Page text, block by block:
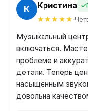
Кристина
Музыкальный
включаться.
проблеме и
детали. Теперь
насыщенным
довольна